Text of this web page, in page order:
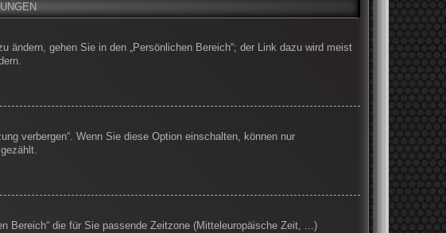
gehen Sie in den „Persönlichen Bereich“; der Link dazu wird meist
verbergen“. Wenn Sie diese Option einschalten, können nur
Bereich“ die für Sie passende Zeitzone (Mitteleuropäische Zeit, ...)